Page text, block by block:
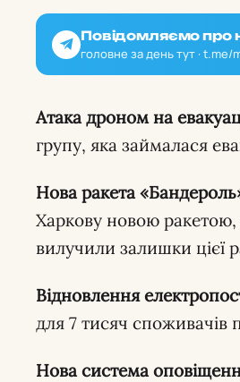
Повідомляємо про
головне за день тут ·
Атака дроном на
групу, яка займалася
Нова ракета
Харкову новою ракетою,
вилучили залишки цієї
Відновлення
для 7 тисяч споживачів
Нова система